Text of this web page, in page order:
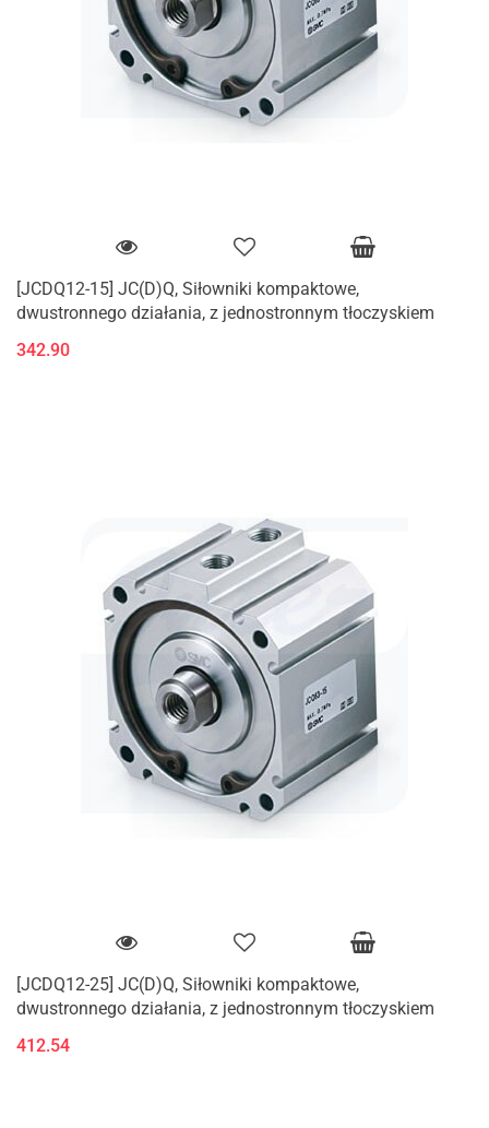
[JCDQ12-15] JC(D)Q, Siłowniki kompaktowe,
dwustronnego działania, z jednostronnym tłoczyskiem
342.90
[JCDQ12-25] JC(D)Q, Siłowniki kompaktowe,
dwustronnego działania, z jednostronnym tłoczyskiem
412.54